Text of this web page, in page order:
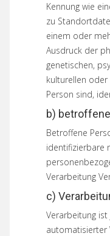
Kennung wie
zu
einem oder
Ausdruck der
genetischen,
kulturellen
Person sind,
b)
Betroffene
identifizierbare
Verarbeitung
c)
Verarbeitung
automatisierter